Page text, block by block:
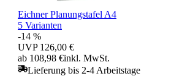
Eichner Planungstafel A4
5 Varianten
-14 %
UVP 126,00 €
ab 108,98 €inkl. MwSt.
Lieferung bis 2-4 Arbeitstage